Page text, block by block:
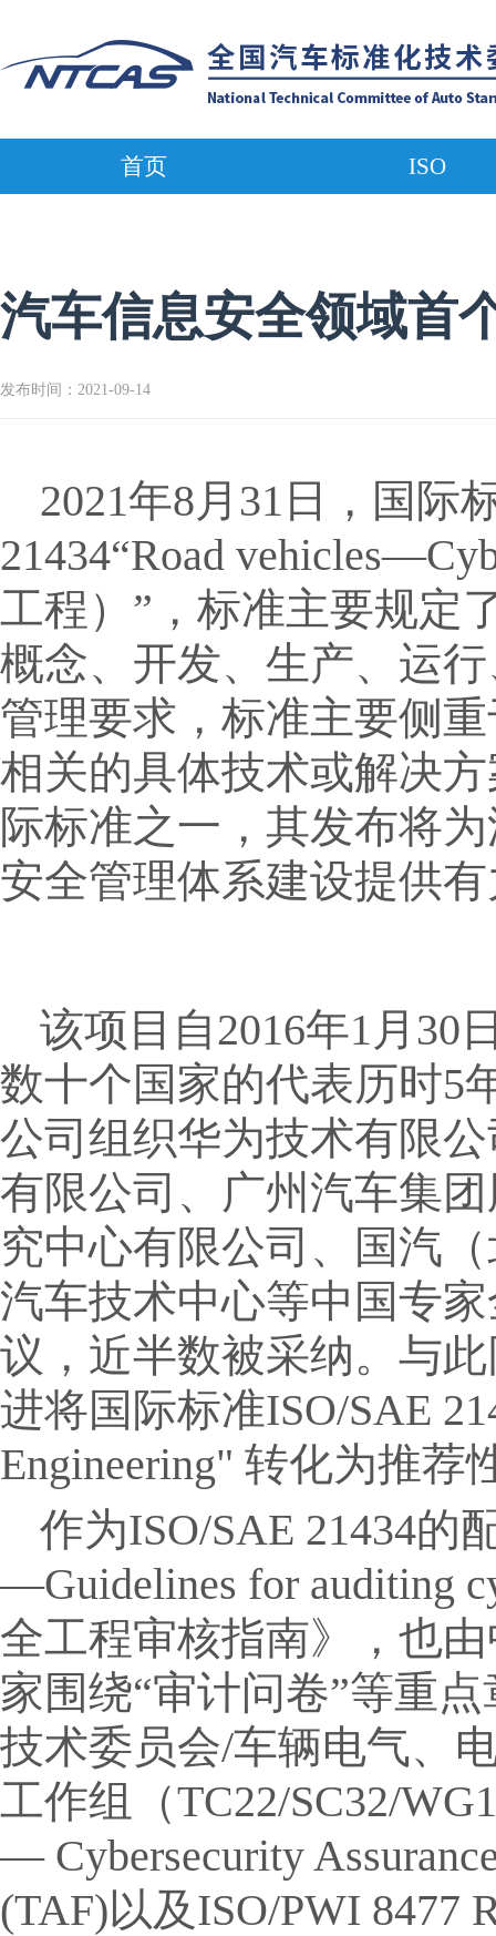
首页 ISO
汽车信息安全领域首
发布时间：2021-09-14
2021年8月31日，国际
21434“Road
工程）”，标准主要规定
概念、开发、生产、运
管理要求，标准主要侧
相关的具体技术或解决
际标准之一，其发布将
安全管理体系建设提供
该项目自2016年1月30
数十个国家的代表历时5
公司组织华为技术有限
有限公司、广州汽车集
究中心有限公司、国汽
汽车技术中心等中国专
议，近半数被采纳。与
进将国际标准ISO/SAE
Engineering" 转化为推
作为ISO/SAE 21434的
—Guidelines for auditing
全工程审核指南》，也
家围绕“审计问卷”等重
技术委员会/车辆电气、
工作组（TC22/SC32/
— Cybersecurity
(TAF)以及ISO/PWI 8477